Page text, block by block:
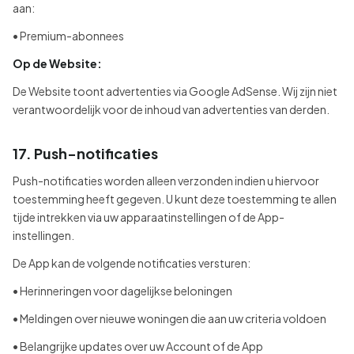
aan:
• Premium-abonnees
Op de Website:
De Website toont advertenties via Google AdSense. Wij zijn niet
verantwoordelijk voor de inhoud van advertenties van derden.
17. Push-notificaties
Push-notificaties worden alleen verzonden indien u hiervoor
toestemming heeft gegeven. U kunt deze toestemming te allen
tijde intrekken via uw apparaatinstellingen of de App-
instellingen.
De App kan de volgende notificaties versturen:
• Herinneringen voor dagelijkse beloningen
• Meldingen over nieuwe woningen die aan uw criteria voldoen
• Belangrijke updates over uw Account of de App